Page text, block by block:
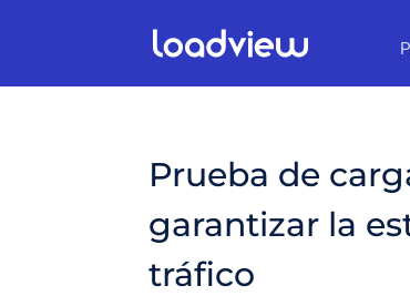
Prueba de
garantizar la
tráfico